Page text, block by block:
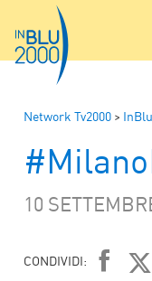
Network Tv2000 >
10
CONDIVIDI: